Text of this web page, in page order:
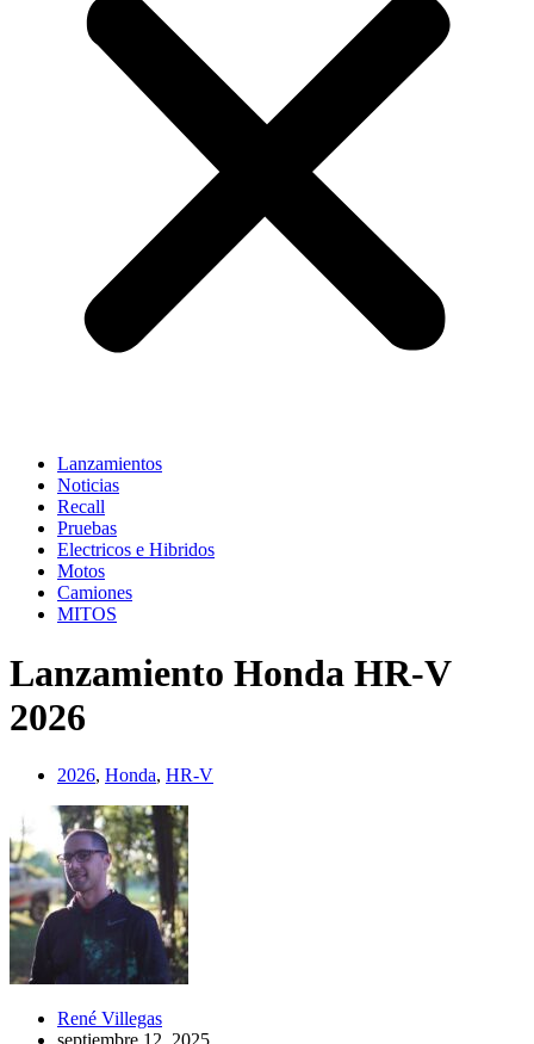
Lanzamientos
Noticias
Recall
Pruebas
Electricos e Hibridos
Motos
Camiones
MITOS
Lanzamiento Honda HR-V
2026
2026, Honda, HR-V
René Villegas